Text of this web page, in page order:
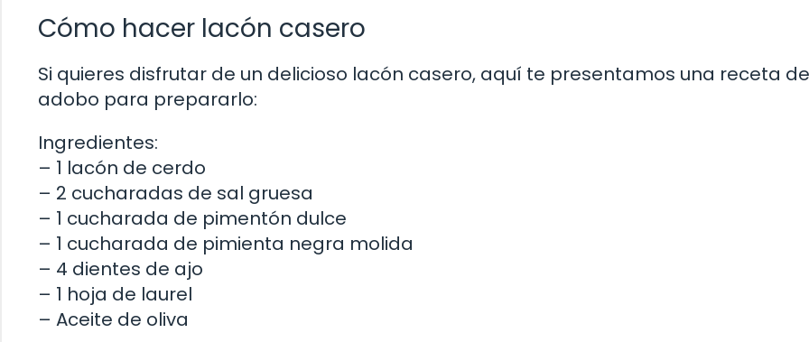
Cómo hacer lacón casero
Si quieres disfrutar de un delicioso lacón casero, aquí te presentamos una receta de
adobo para prepararlo:
Ingredientes:
– 1 lacón de cerdo
– 2 cucharadas de sal gruesa
– 1 cucharada de pimentón dulce
– 1 cucharada de pimienta negra molida
– 4 dientes de ajo
– 1 hoja de laurel
– Aceite de oliva